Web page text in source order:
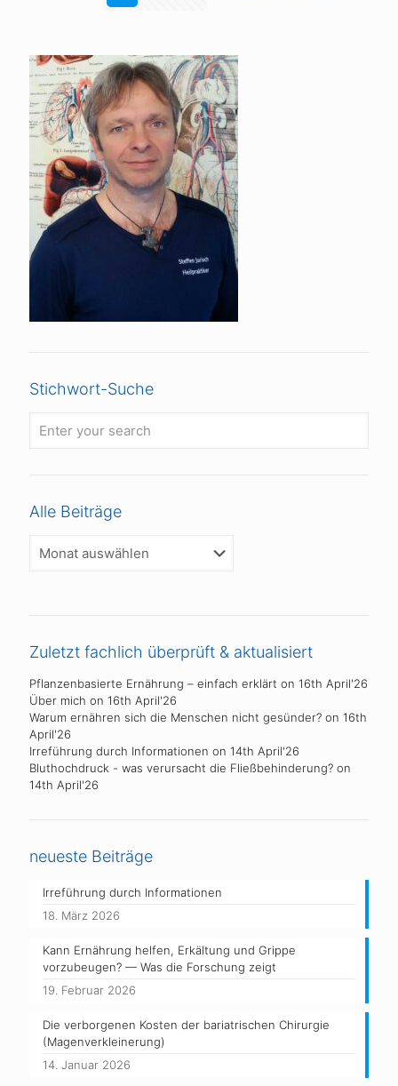
Stichwort-Suche
Alle Beiträge
Beiträge
Zuletzt fachlich überprüft & aktualisiert
Pflanzenbasierte Ernährung – einfach erklärt on 16th April'26
Über mich on 16th April'26
Warum ernähren sich die Menschen nicht gesünder? on 16th
April'26
Irreführung durch Informationen on 14th April'26
Bluthochdruck - was verursacht die Fließbehinderung? on
14th April'26
neueste Beiträge
Irreführung durch Informationen
18. März 2026
Kann Ernährung helfen, Erkältung und Grippe
vorzubeugen? — Was die Forschung zeigt
19. Februar 2026
Die verborgenen Kosten der bariatrischen Chirurgie
(Magenverkleinerung)
14. Januar 2026